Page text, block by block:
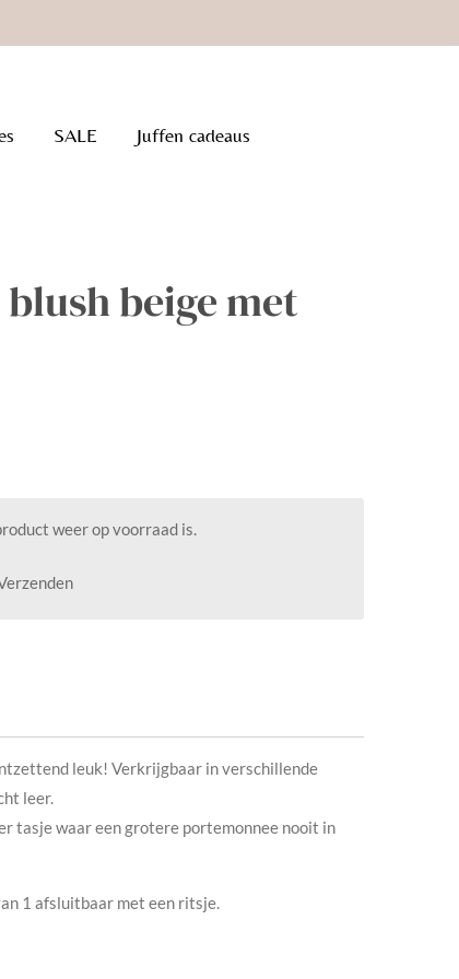
SALE Juffen cadeaus
beige met
weer op voorraad is.
leuk! Verkrijgbaar in verschillende
leer.
tasje waar een grotere portemonnee nooit in
1 afsluitbaar met een ritsje.